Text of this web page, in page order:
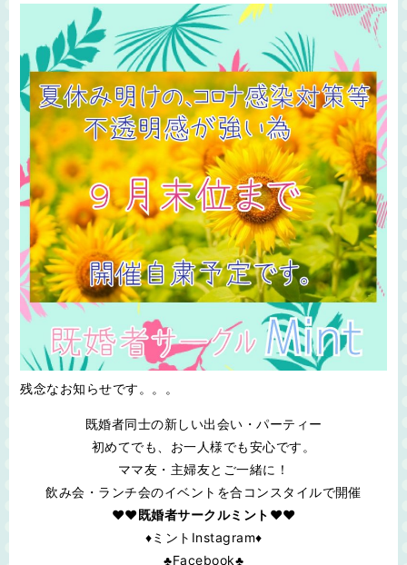
残念なお知らせです。。。
既婚者同士の新しい出会い・パーティー
初めてでも、お一人様でも安心です。
ママ友・主婦友とご一緒に！
飲み会・ランチ会のイベントを合コンスタイルで開催
♥❤既婚者サークルミント❤♥
♦ミントInstagram♦
♣Facebook♣